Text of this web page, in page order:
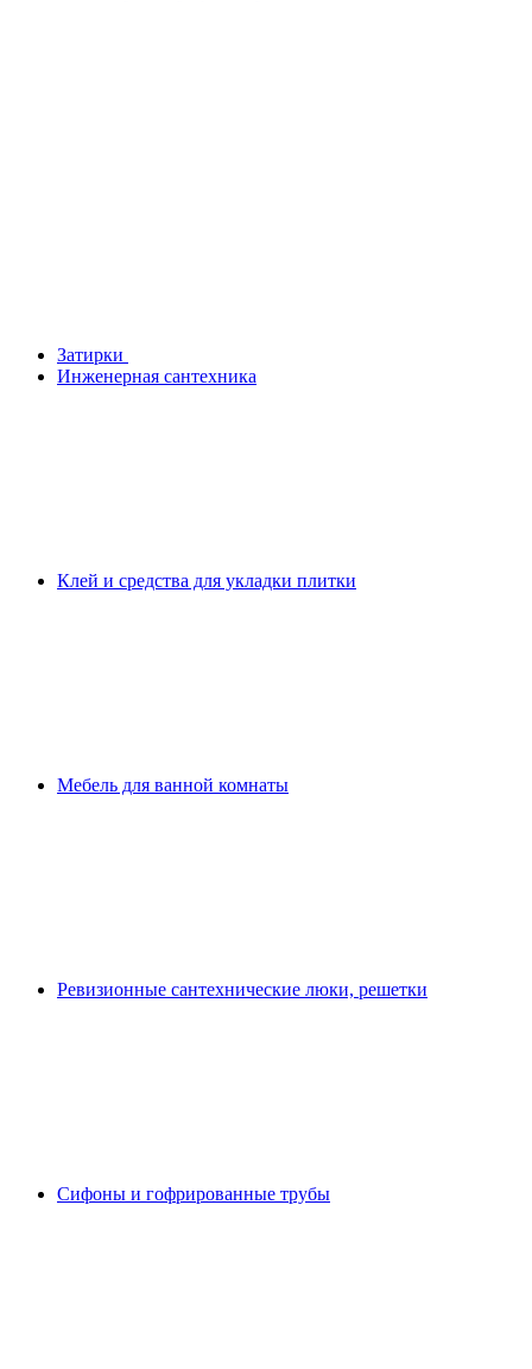
Затирки
Инженерная сантехника
Клей и средства для укладки плитки
Мебель для ванной комнаты
Ревизионные сантехнические люки, решетки
Сифоны и гофрированные трубы